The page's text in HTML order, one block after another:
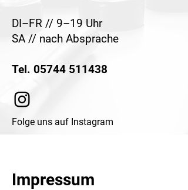
DI–FR // 9–19 Uhr
SA // nach Absprache
Tel. 05744 511438
Folge uns auf Instagram
Impressum